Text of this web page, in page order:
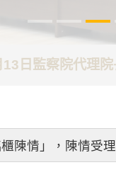
日監察院代理
陳情」，陳情受